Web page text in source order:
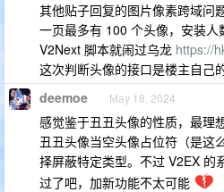
其他贴子回复的图片像素跨域问
一页最多有 100 个头像，安装人
V2Next 脚本就闹过乌龙 https://
这次判断头像的接口是楼主自己
deemoe May 18, 2024
感觉鉴于丑丑头像的性质，最理
丑丑头像当空头像占位符（是这
择屏蔽特定类型。不过 V2EX 的
过了吧，加新功能不太可能